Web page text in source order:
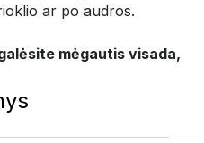
ar po audros.
mėgautis visada,